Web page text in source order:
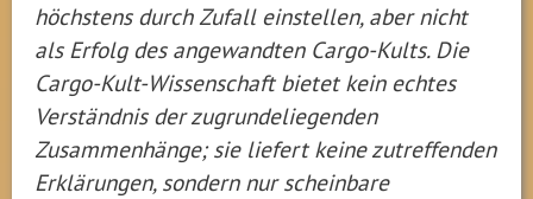
höchstens durch Zufall einstellen, aber nicht
als Erfolg des angewandten Cargo-Kults. Die
Cargo-Kult-Wissenschaft bietet kein echtes
Verständnis der zugrundeliegenden
Zusammenhänge; sie liefert keine zutreffenden
Erklärungen, sondern nur scheinbare